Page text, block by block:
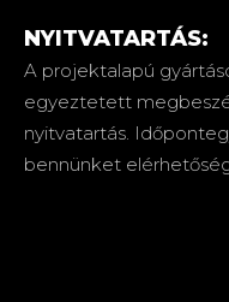
NYITVATARTÁS:
A projektalapú
egyeztetett
nyitvatartás.
bennünket